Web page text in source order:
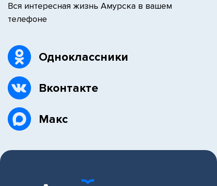
Вся интересная жизнь Амурска в вашем
телефоне
Одноклассники
Вконтакте
Макс